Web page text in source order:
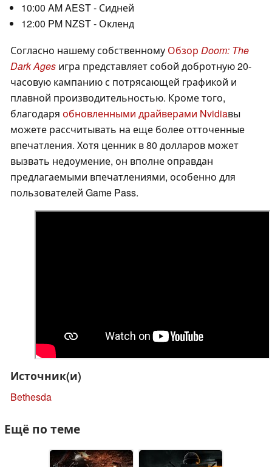
10:00 AM AEST - Сидней
12:00 PM NZST - Окленд
Согласно нашему собственному Обзор Doom: The
Dark Ages игра представляет собой добротную 20-
часовую кампанию с потрясающей графикой и
плавной производительностью. Кроме того,
благодаря обновленными драйверами Nvidiaвы
можете рассчитывать на еще более отточенные
впечатления. Хотя ценник в 80 долларов может
вызвать недоумение, он вполне оправдан
предлагаемыми впечатлениями, особенно для
пользователей Game Pass.
Источник(и)
Bethesda
Ещё по теме